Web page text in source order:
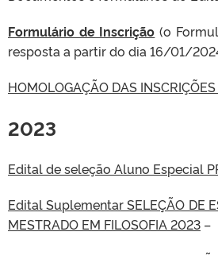
Formulário de Inscrição (o
resposta a partir do dia 16/01/
HOMOLOGAÇÃO DAS INSCRIÇÕES
2023
Edital de seleção Aluno Especial
Edital Suplementar SELEÇÃO DE
MESTRADO EM FILOSOFIA 2023 –